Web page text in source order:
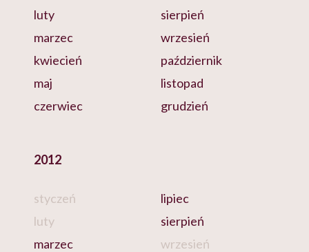
luty
marzec
kwiecień
maj
czerwiec
sierpień
wrzesień
październik
listopad
grudzień
2012
styczeń
luty
marzec
lipiec
sierpień
wrzesień